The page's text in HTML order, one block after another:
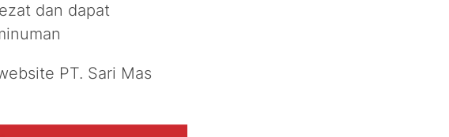
dan dapat
PT. Sari Mas